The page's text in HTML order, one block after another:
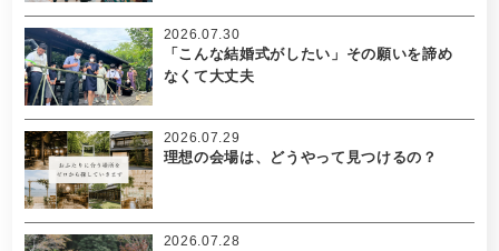
「こんな結婚式がしたい」その願いを諦め
なくて大丈夫
2026.07.30
理想の会場は、どうやって見つけるの？
2026.07.29
2026.07.28